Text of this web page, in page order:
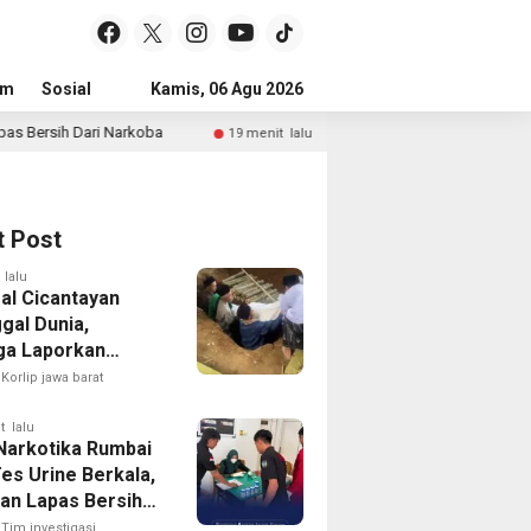
Sosial Pendidikan Politik
Kamis, 06 Agu 2026
19 menit lalu Lapas Narkotika Rumbai Perkuat Program
Post
lalu
Cicantayan
Dunia,
Laporkan
Tindakan Oknum
Digadaikan
Korlip jawa barat
lalu
Rumbai
Urine Berkala,
Lapas Bersih